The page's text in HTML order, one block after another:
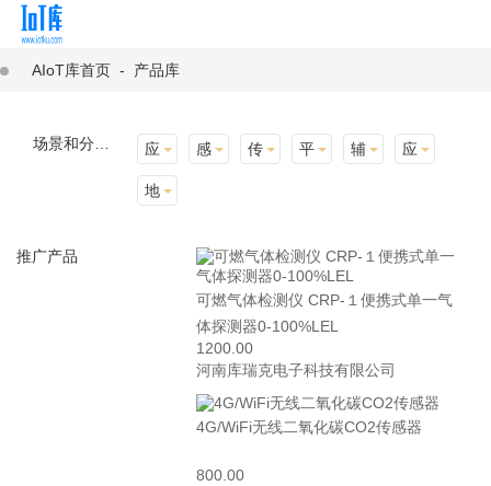
AIoT库首页 - 产品库
应用场景 感知层 传输层 平台层 辅助产品与材料 应用终端
地址选择
推广产品
可燃气体检测仪 CRP-１便携式单一气
体探测器0-100%LEL
1200.00
河南库瑞克电子科技有限公司
4G/WiFi无线二氧化碳CO2传感器
800.00